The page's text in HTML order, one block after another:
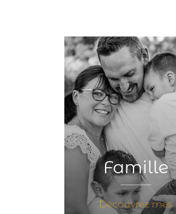
Famille
Découvrez mes